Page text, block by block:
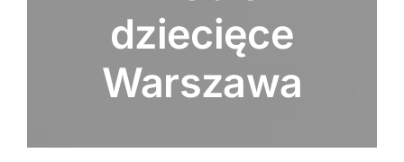
dziecięce
Warszawa